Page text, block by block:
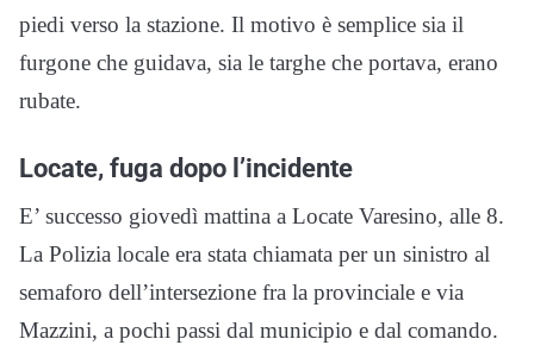
piedi verso la stazione. Il motivo è semplice sia il
furgone che guidava, sia le targhe che portava, erano
rubate.
Locate, fuga dopo l’incidente
E’ successo giovedì mattina a Locate Varesino, alle 8.
La Polizia locale era stata chiamata per un sinistro al
semaforo dell’intersezione fra la provinciale e via
Mazzini, a pochi passi dal municipio e dal comando.